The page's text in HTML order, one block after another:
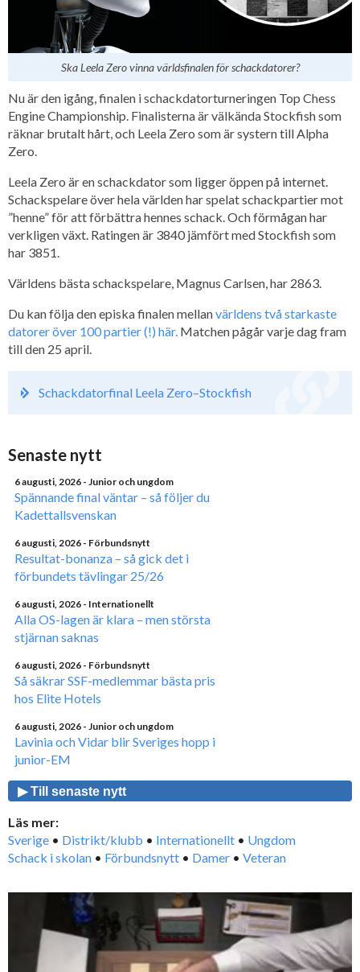
Ska Leela Zero vinna världsfinalen för schackdatorer?
Nu är den igång, finalen i schackdatorturneringen Top Chess
Engine Championship. Finalisterna är välkända Stockfish som
räknar brutalt hårt, och Leela Zero som är systern till Alpha
Zero.
Leela Zero är en schackdator som ligger öppen på internet.
Schackspelare över hela världen har spelat schackpartier mot
”henne” för att förbättra hennes schack. Och förmågan har
verkligen växt. Ratingen är 3840 jämfört med Stockfish som
har 3851.
Världens bästa schackspelare, Magnus Carlsen, har 2863.
Du kan följa den episka finalen mellanvärldens två starkaste
datorer över 100 partier (!) här. Matchen pågår varje dag fram
till den 25 april.
Schackdatorfinal Leela Zero–Stockfish
Senaste nytt
6 augusti, 2026 - Junior och ungdom
Spännande final väntar – så följer du
Kadettallsvenskan
6 augusti, 2026 - Förbundsnytt
Resultat-bonanza – så gick det i
förbundets tävlingar 25/26
6 augusti, 2026 - Internationellt
Alla OS-lagen är klara – men största
stjärnan saknas
6 augusti, 2026 - Förbundsnytt
Så säkrar SSF-medlemmar bästa pris
hos Elite Hotels
6 augusti, 2026 - Junior och ungdom
Lavinia och Vidar blir Sveriges hopp i
junior-EM
▶ Till senaste nytt
Läs mer:
Sverige • Distrikt/klubb • Internationellt • Ungdom
Schack i skolan • Förbundsnytt • Damer • Veteran